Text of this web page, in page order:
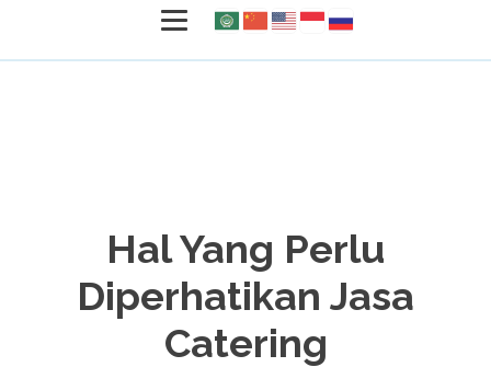
Hal Yang Perlu
Diperhatikan Jasa
Catering